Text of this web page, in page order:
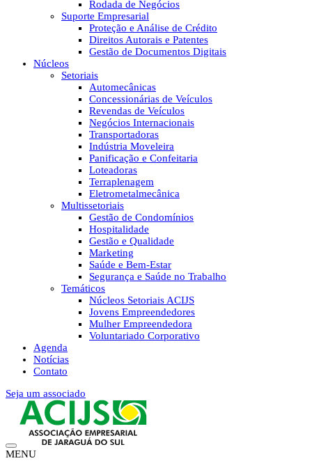
Rodada de Negócios
Suporte Empresarial
Proteção e Análise de Crédito
Direitos Autorais e Patentes
Gestão de Documentos Digitais
Núcleos
Setoriais
Automecânicas
Concessionárias de Veículos
Revendas de Veículos
Negócios Internacionais
Transportadoras
Indústria Moveleira
Panificação e Confeitaria
Loteadoras
Terraplenagem
Eletrometalmecânica
Multissetoriais
Gestão de Condomínios
Hospitalidade
Gestão e Qualidade
Marketing
Saúde e Bem-Estar
Segurança e Saúde no Trabalho
Temáticos
Núcleos Setoriais ACIJS
Jovens Empreendedores
Mulher Empreendedora
Voluntariado Corporativo
Agenda
Notícias
Contato
Seja um associado
MENU